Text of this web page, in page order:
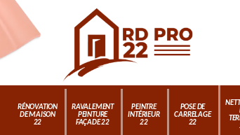
RÉNOVATION
DE MAISON
22
RAVALEMENT
PEINTURE
FAÇADE 22
PEINTRE
INTÉRIEUR
22
POSE DE
CARRELAGE
22